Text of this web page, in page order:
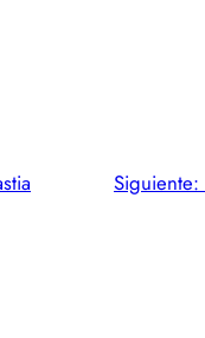
Siguiente: